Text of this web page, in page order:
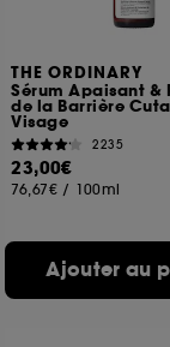
THE ORDINARY
Sérum Apaisant &
de la Barrière
Visage
2235
23,00€
76,67€ / 100ml
Ajouter au